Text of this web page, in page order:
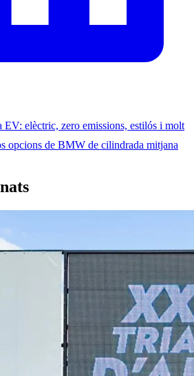
EV: elèctric, zero emissions, estilós i molt
opcions de BMW de cilindrada mitjana